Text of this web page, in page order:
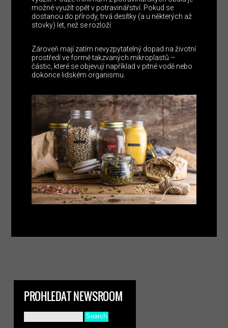
možné využít opět v potravinářství. Pokud se
dostanou do přírody, trvá desítky (a u některých až
stovky) let, než se rozloží.
Zároveň mají zatím nevyzpytatelný dopad na životní
prostředí ve formě takzvaných mikroplastů –
částic, které se objevují například v pitné vodě nebo
dokonce lidském organismu.
PROHLEDAT NEWSROOM